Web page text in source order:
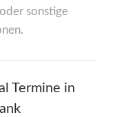
sonstige
Termine in